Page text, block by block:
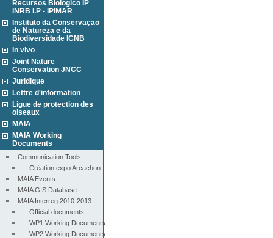
Recursos Biologico IP
INRB I.P - IPIMAR
Instituto da Conservaçao
de Natureza e da
Biodiversidade ICNB
In vivo
Joint Nature
Conservation JNCC
Juridique
Lettre d'information
Ligue de protection des
oiseaux
MAIA
MAIA Working
Documents
Communication Tools
Création expo Arcachon
MAIA Events
MAIA GIS Database
MAIA Interreg 2010-2013
Official documents
WP1 Working Documents
WP2 Working Documents